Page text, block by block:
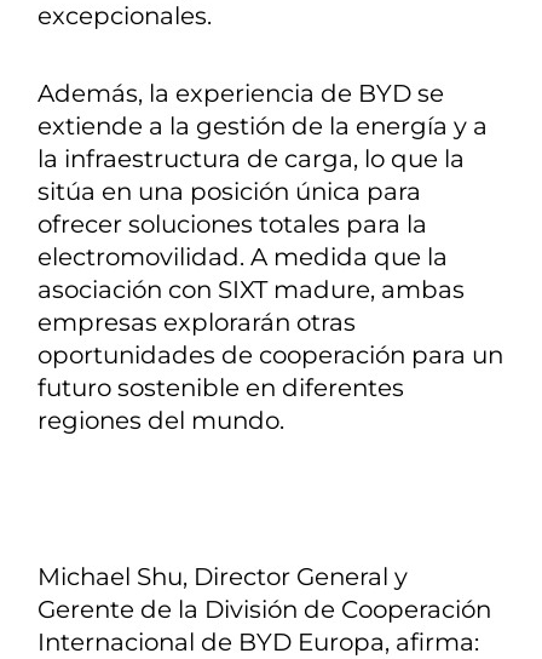
excepcionales.
Además, la experiencia de BYD se
extiende a la gestión de la energía y a
la infraestructura de carga, lo que la
sitúa en una posición única para
ofrecer soluciones totales para la
electromovilidad. A medida que la
asociación con SIXT madure, ambas
empresas explorarán otras
oportunidades de cooperación para un
futuro sostenible en diferentes
regiones del mundo.
Michael Shu, Director General y
Gerente de la División de Cooperación
Internacional de BYD Europa, afirma: